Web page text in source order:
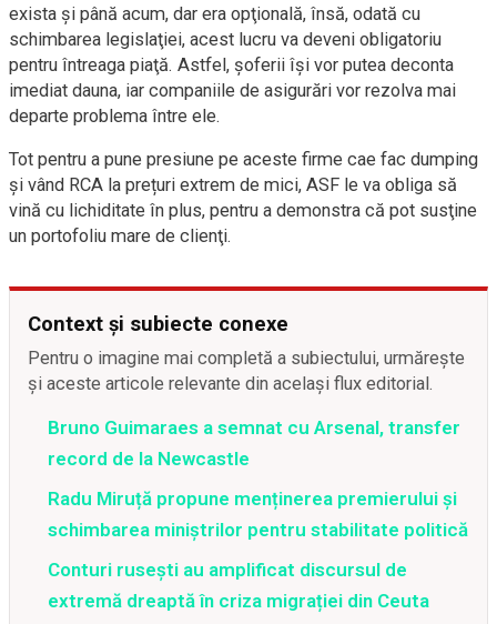
exista şi până acum, dar era opţională, însă, odată cu
schimbarea legislaţiei, acest lucru va deveni obligatoriu
pentru întreaga piaţă. Astfel, şoferii îşi vor putea deconta
imediat dauna, iar companiile de asigurări vor rezolva mai
departe problema între ele.
Tot pentru a pune presiune pe aceste firme cae fac dumping
și vând RCA la prețuri extrem de mici, ASF le va obliga să
vină cu lichiditate în plus, pentru a demonstra că pot susţine
un portofoliu mare de clienţi.
Context și subiecte conexe
Pentru o imagine mai completă a subiectului, urmărește
și aceste articole relevante din același flux editorial.
Bruno Guimaraes a semnat cu Arsenal, transfer
record de la Newcastle
Radu Miruță propune menținerea premierului și
schimbarea miniștrilor pentru stabilitate politică
Conturi rusești au amplificat discursul de
extremă dreaptă în criza migrației din Ceuta